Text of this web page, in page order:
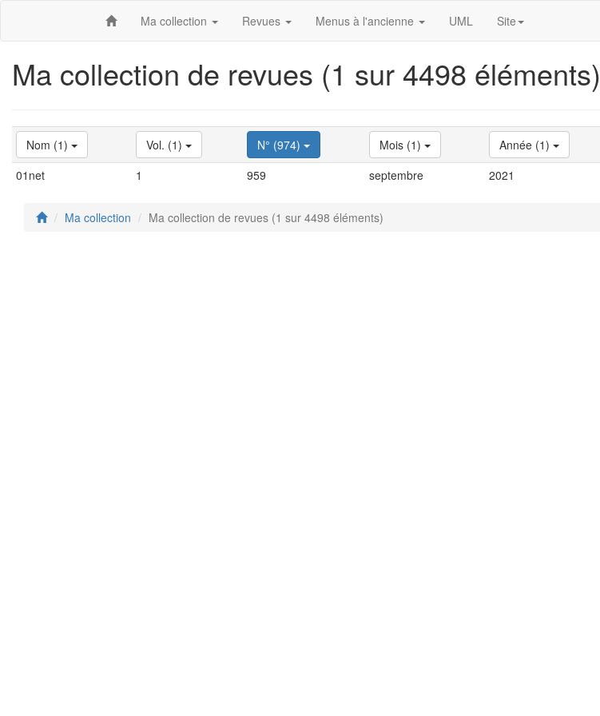
Ma collection Revues Menus à l'ancienne UML Site
Ma collection de revues (1 sur 4498 éléments)
Nom (1) Vol. (1) N° (974) Mois (1) Année (1)
01net
1 959 septembre 2021
Ma collection Ma collection de revues (1 sur 4498 éléments)